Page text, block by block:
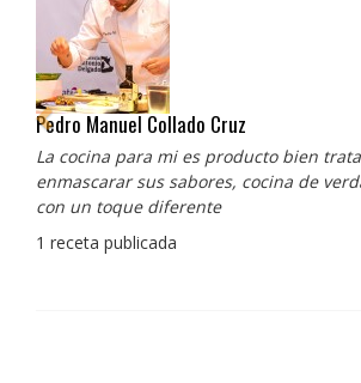
Pedro Manuel Collado Cruz
La cocina para mi es producto bien
enmascarar sus sabores, cocina de
con un toque diferente
1 receta publicada